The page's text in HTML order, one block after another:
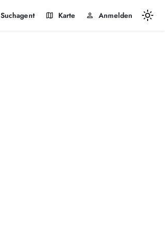
Suchagent map Karte person Anmelden light_mode